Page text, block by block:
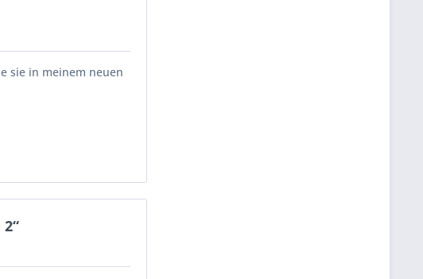
sie in meinem neuen